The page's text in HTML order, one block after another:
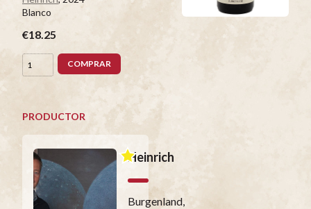
Blanco
€18.25
COMPRAR
PRODUCTOR
Heinrich
Burgenland,